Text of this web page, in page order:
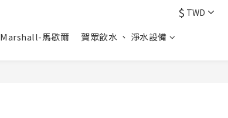
$ TWD
Marshall-馬歇爾 賀眾飲水 、 淨水設備